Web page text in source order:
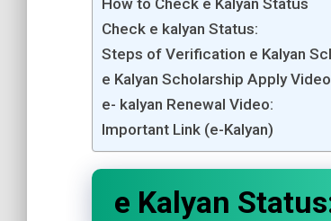
How to Check e Kalyan Status
Check e kalyan Status:
Steps of Verification e Kalyan
e Kalyan Scholarship Apply
e- kalyan Renewal Video:
Important Link (e-Kalyan)
e Kalyan